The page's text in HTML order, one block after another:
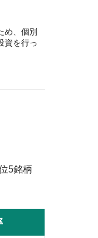
め、個別
資を行っ
5銘柄